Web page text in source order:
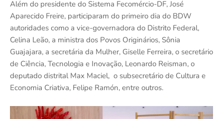
Além do presidente do Sistema Fecomércio-DF, José
Aparecido Freire, participaram do primeiro dia do BDW
autoridades como a vice-governadora do Distrito Federal,
Celina Leão, a ministra dos Povos Originários, Sônia
Guajajara, a secretária da Mulher, Giselle Ferreira, o secretário
de Ciência, Tecnologia e Inovação, Leonardo Reisman, o
deputado distrital Max Maciel, o subsecretário de Cultura e
Economia Criativa, Felipe Ramón, entre outros.